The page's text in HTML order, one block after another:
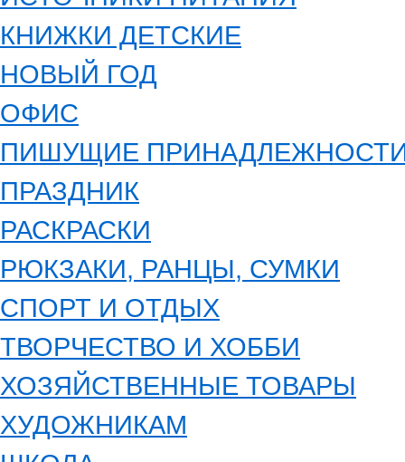
КНИЖКИ ДЕТСКИЕ
НОВЫЙ ГОД
ОФИС
ПИШУЩИЕ
ПРАЗДНИК
РАСКРАСКИ
РЮКЗАКИ, РАНЦЫ, СУМКИ
СПОРТ И ОТДЫХ
ТВОРЧЕСТВО И ХОББИ
ХОЗЯЙСТВЕННЫЕ ТОВАРЫ
ХУДОЖНИКАМ